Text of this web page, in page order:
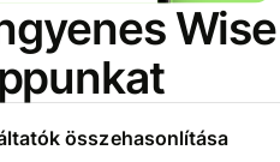
Wise
összehasonlítása